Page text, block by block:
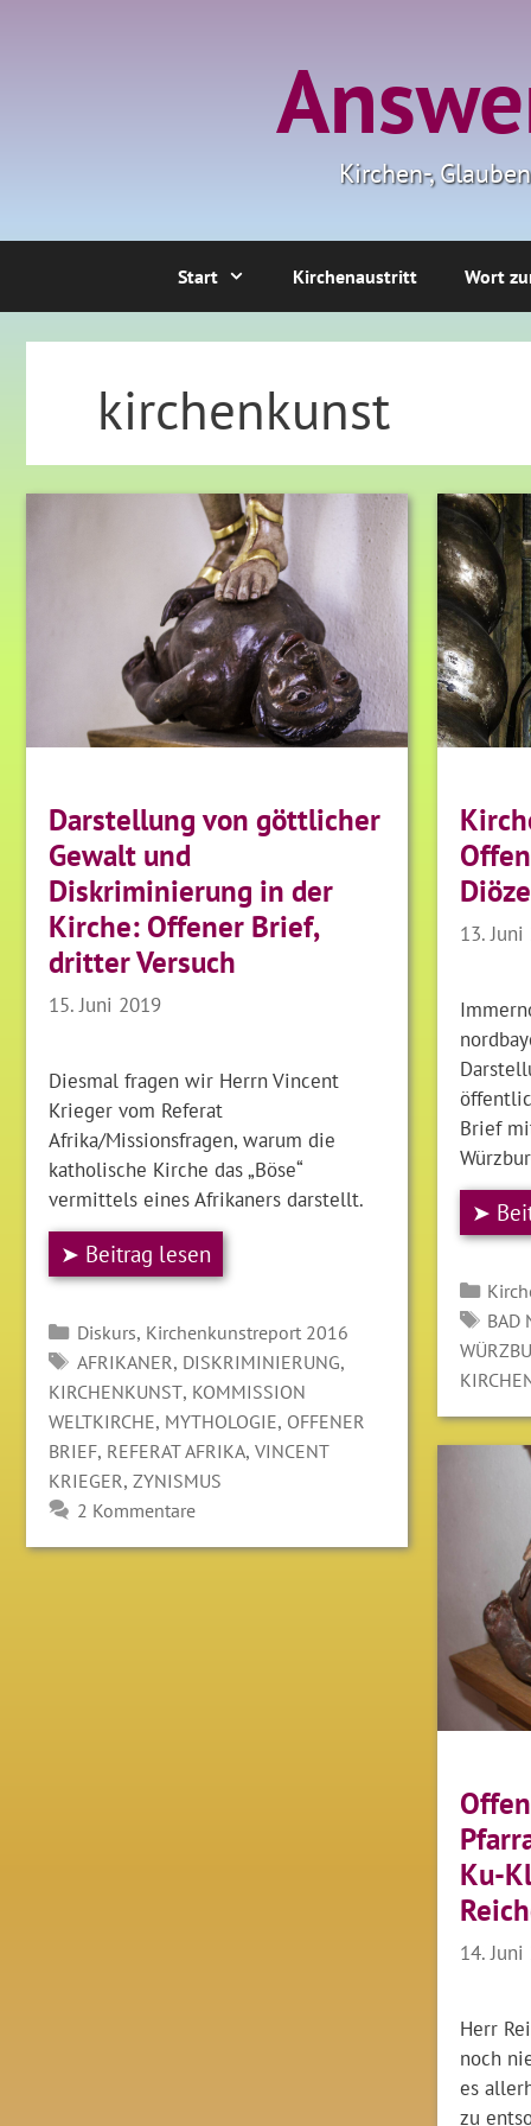
Kirchen-,
Start Kirchenaustritt Wort
kirchenkunst
Darstellung von göttlicher
Gewalt und
Diskriminierung in der
Kirche: Offener Brief,
dritter Versuch
15. Juni 2019
Diesmal fragen wir Herrn Vincent
Krieger vom Referat
Afrika/Missionsfragen, warum die
katholische Kirche das „Böse“
vermittels eines Afrikaners darstellt.
➤ Beitrag lesen
Kategorien
Diskurs, Kirchenkunstreport 2016
SCHLAGWÖRTER
AFRIKANER, DISKRIMINIERUNG,
KIRCHENKUNST, KOMMISSION
WELTKIRCHE, MYTHOLOGIE, OFFENER
BRIEF, REFERAT AFRIKA,VINCENT
KRIEGER,ZYNISMUS
2 Kommentare
13. Juni
Brief
➤
BAD
Ku-
14.
Herr
noch
es
zu